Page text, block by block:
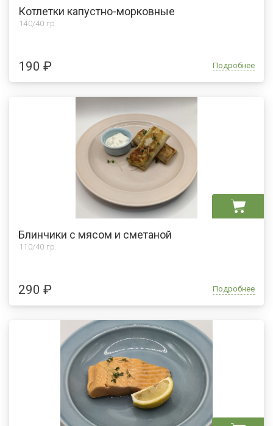
Котлетки капустно-морковные
140/40 гр.
190 ₽ Подробнее
Блинчики с мясом и сметаной
110/40 гр.
290 ₽ Подробнее